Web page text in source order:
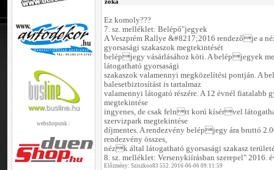
webshopunk :
Ez komoly???
7. sz. melléklet: Belépő"jegyek
A Veszprém Rallye &#8217;2016 rendezője a
gyorsasági szakaszok megtekintését
belépjegy vásárlásához köti. A belépjegyek
látogatható gyorsasági
szakaszok valamennyi megközelítési pontján. A
balesetbiztosítást is tartalmaz
valamennyi látogató részére. A 12 évnél fiatalabb
megtekintése
ingyenes, de csak felntt korú kísérvel
szervizpark megtekintése
díjmentes. A rendezvény belépjegy ára bruttó
rendezvény összes,
nézk által látogatható gyorsasági szakasz
8. sz. melléklet: Versenykiírásban szerepel" 2016.
Előzmény: Sziszkoo83 552. 2016-06-06 09:11:59